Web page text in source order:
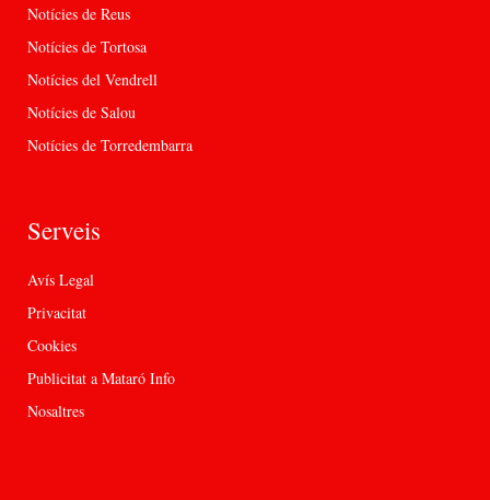
Notícies de Reus
Notícies de Tortosa
Notícies del Vendrell
Notícies de Salou
Notícies de Torredembarra
Serveis
Avís Legal
Privacitat
Cookies
Publicitat a Mataró Info
Nosaltres